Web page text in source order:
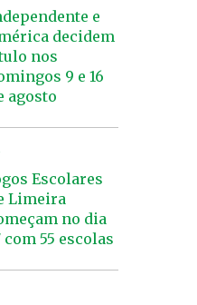
e
decidem
nos
9 e 16
agosto
Escolares
Limeira
no dia
com 55 escolas